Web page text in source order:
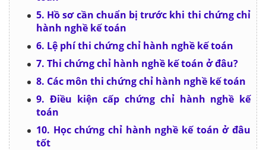
5. Hồ sơ cần chuẩn bị trước khi thi chứng chỉ
hành nghề kế toán
6. Lệ phí thi chứng chỉ hành nghề kế toán
7. Thi chứng chỉ hành nghề kế toán ở đâu?
8. Các môn thi chứng chỉ hành nghề kế toán
9. Điều kiện cấp chứng chỉ hành nghề kế
toán
10. Học chứng chỉ hành nghề kế toán ở đâu
tốt